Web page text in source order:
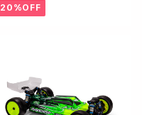
20%OFF